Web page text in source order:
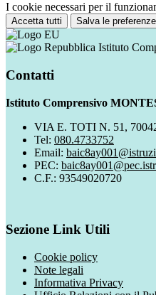
I cookie necessari per il
Accetta tutti Salva le preferenze
Istituto
Contatti
Istituto Comprensivo
VIA E. TOTI N. 51,
Tel: 080.4733752
Email:
PEC:
C.F.: 93549020720
Sezione Link Utili
Cookie policy
Note legali
Informativa Privacy